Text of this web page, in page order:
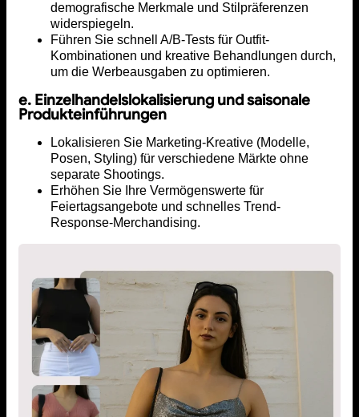
demografische Merkmale und Stilpräferenzen
widerspiegeln.
Führen Sie schnell A/B-Tests für Outfit-
Kombinationen und kreative Behandlungen durch,
um die Werbeausgaben zu optimieren.
e. Einzelhandelslokalisierung und saisonale
Produkteinführungen
Lokalisieren Sie Marketing-Kreative (Modelle,
Posen, Styling) für verschiedene Märkte ohne
separate Shootings.
Erhöhen Sie Ihre Vermögenswerte für
Feiertagsangebote und schnelles Trend-
Response-Merchandising.